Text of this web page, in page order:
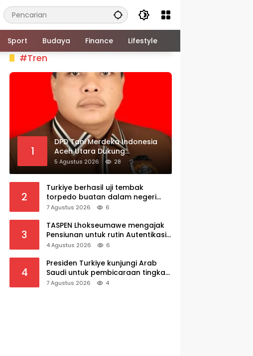
Sport Budaya Finance Lifestyle
#Tren
1
DPD Tani Merdeka Indonesia
Aceh Utara Dukung
Ketegasan Kepala BGN
Copot 137 Kepala SPPG
5 Agustus 2026 28
2
Turkiye berhasil uji tembak
torpedo buatan dalam negeri
AKYA
7 Agustus 2026 6
3
TASPEN Lhokseumawe mengajak
Pensiunan untuk rutin Autentikasi
Awal bulan agar Manfaat Pensiun
4 Agustus 2026 6
4
Presiden Turkiye kunjungi Arab
Saudi untuk pembicaraan tingkat
tinggi dengan putra mahkota
7 Agustus 2026 4